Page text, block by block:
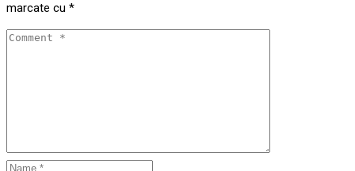
marcate cu *